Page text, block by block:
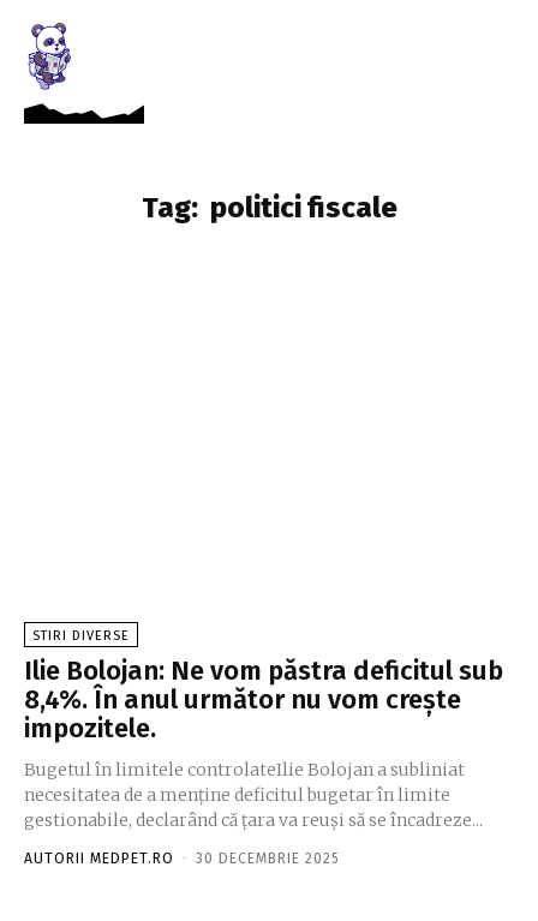
Tag: politici fiscale
STIRI DIVERSE
Ilie Bolojan: Ne vom păstra deficitul sub
8,4%. În anul următor nu vom crește
impozitele.
Bugetul în limitele controlateIlie Bolojan a subliniat
necesitatea de a menține deficitul bugetar în limite
gestionabile, declarând că țara va reuși să se încadreze...
AUTORII MEDPET.RO - 30 DECEMBRIE 2025